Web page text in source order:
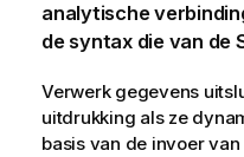
analytische
de syntax die van de
Verwerk gegevens
uitdrukking als ze
basis van de invoer